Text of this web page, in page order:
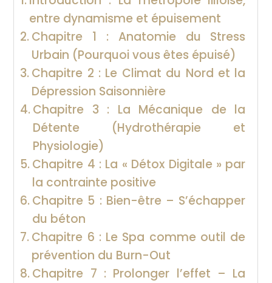
entre dynamisme et épuisement
Chapitre 1 : Anatomie du Stress
Urbain (Pourquoi vous êtes épuisé)
Chapitre 2 : Le Climat du Nord et la
Dépression Saisonnière
Chapitre 3 : La Mécanique de la
Détente (Hydrothérapie et
Physiologie)
Chapitre 4 : La « Détox Digitale » par
la contrainte positive
Chapitre 5 : Bien-être – S’échapper
du béton
Chapitre 6 : Le Spa comme outil de
prévention du Burn-Out
Chapitre 7 : Prolonger l’effet – La